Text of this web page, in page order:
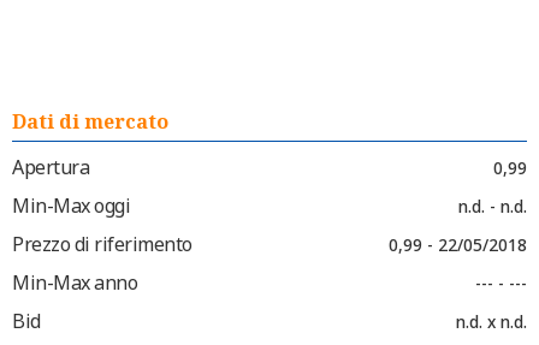
Dati di mercato
Apertura
0,99
Min-Max oggi n.d. - n.d.
Prezzo di riferimento 0,99 - 22/05/2018
Min-Max anno --- - ---
Bid n.d. x n.d.